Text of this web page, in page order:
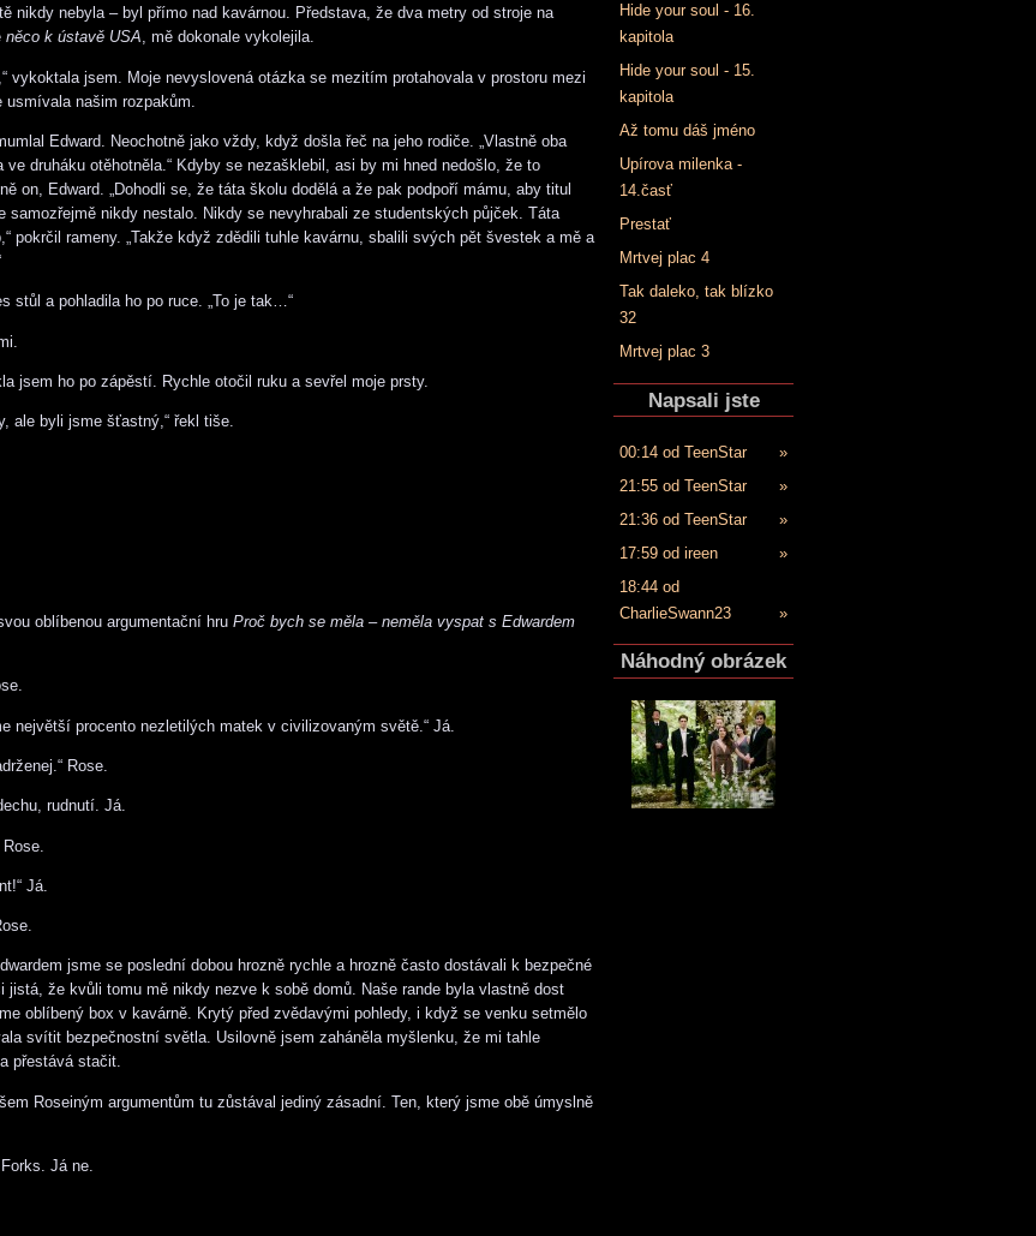
nikdy nebyla – byl přímo nad kavárnou. Představa, že dva metry od stroje na
něco k ústavě USA, mě dokonale vykolejila.
vykoktala jsem. Moje nevyslovená otázka se mezitím protahovala v prostoru mezi
našim rozpakům.
Edward. Neochotně jako vždy, když došla řeč na jeho rodiče. „Vlastně oba
ve druháku otěhotněla.“ Kdyby se nezašklebil, asi by mi hned nedošlo, že to
on, Edward. „Dohodli se, že táta školu dodělá a že pak podpoří mámu, aby titul
samozřejmě nikdy nestalo. Nikdy se nevyhrabali ze studentských půjček. Táta
pokrčil rameny. „Takže když zdědili tuhle kavárnu, sbalili svých pět švestek a mě a
stůl a pohladila ho po ruce. „To je tak…“
jsem ho po zápěstí. Rychle otočil ruku a sevřel moje prsty.
ale byli jsme šťastný,“ řekl tiše.
oblíbenou argumentační hru Proč bych se měla – neměla vyspat s Edwardem
největší procento nezletilých matek v civilizovaným světě.“ Já.
Rose.
rudnutí. Já.
Já.
jsme se poslední dobou hrozně rychle a hrozně často dostávali k bezpečné
jistá, že kvůli tomu mě nikdy nezve k sobě domů. Naše rande byla vlastně dost
oblíbený box v kavárně. Krytý před zvědavými pohledy, i když se venku setmělo
svítit bezpečnostní světla. Usilovně jsem zaháněla myšlenku, že mi tahle
přestává stačit.
Roseiným argumentům tu zůstával jediný zásadní. Ten, který jsme obě úmyslně
Já ne.
Hide your soul - 16.
kapitola
Hide your soul - 15.
kapitola
Až tomu dáš jméno
Upírova milenka -
14.časť
Prestať
Mrtvej plac 4
Tak daleko, tak blízko
32
Mrtvej plac 3
Napsali jste
00:14 od TeenStar
»
21:55 od TeenStar
»
21:36 od TeenStar
»
17:59 od ireen
»
18:44 od
CharlieSwann23
»
Náhodný obrázek